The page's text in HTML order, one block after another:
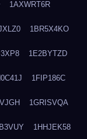
1AXWRT6R
1BR5X4KO
1E2BYTZD
1FIP186C
1GRISVQA
1HHJEK58